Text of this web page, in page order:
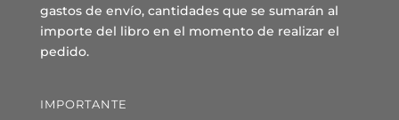
gastos de envío, cantidades que se sumarán al
importe del libro en el momento de realizar el
pedido.
IMPORTANTE